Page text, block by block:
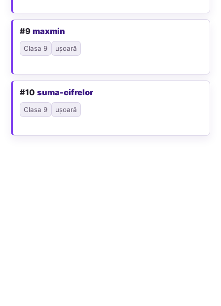
#9maxmin
Clasa 9 ușoară
#10suma-cifrelor
Clasa 9 ușoară